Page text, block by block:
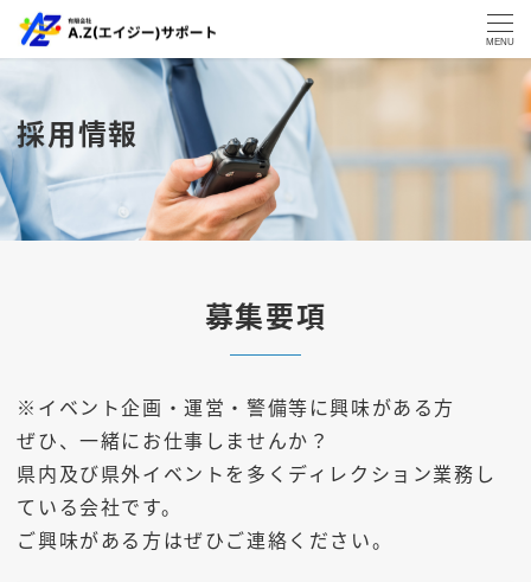
MENU
採用情報
募集要項
※イベント企画・運営・警備等に興味がある方
ぜひ、一緒にお仕事しませんか？
県内及び県外イベントを多くディレクション業務し
ている会社です。
ご興味がある方はぜひご連絡ください。